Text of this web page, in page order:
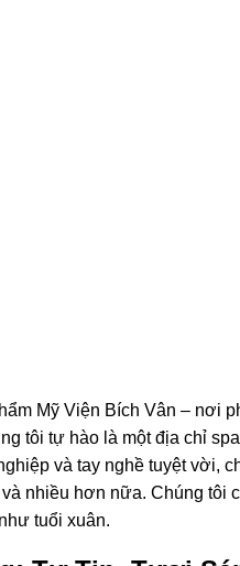
Mỹ Viện Bích Vân – nơi
tôi tự hào là một địa chỉ
và tay nghề tuyệt vời,
nhiều hơn nữa. Chúng
tuổi xuân.